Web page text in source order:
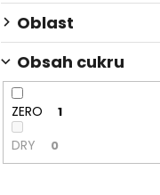
Oblast
Obsah cukru
ZERO 1
DRY 0